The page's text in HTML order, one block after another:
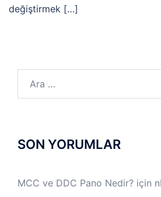
değiştirmek […]
SON YORUMLAR
MCC ve DDC Pano Nedir? için